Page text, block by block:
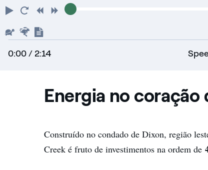
Play RestartRewindForward
SlowerFaster
transcript
0:00/ 2:14
Energia no coração
Construído no condado de Dixon, região
Creek é fruto de investimentos na ordem de